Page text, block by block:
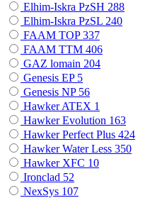
Elhim-Iskra PzSH 288
Elhim-Iskra PzSL 240
FAAM TOP337
FAAM TTM 406
GAZ lomain 204
Genesis EP 5
Genesis NP 56
Hawker ATEX 1
Hawker Evolution 163
Hawker Perfect Plus 424
Hawker Water Less 350
Hawker XFC 10
Ironclad 52
NexSys 107